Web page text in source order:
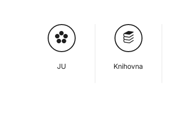
JU Knihovna